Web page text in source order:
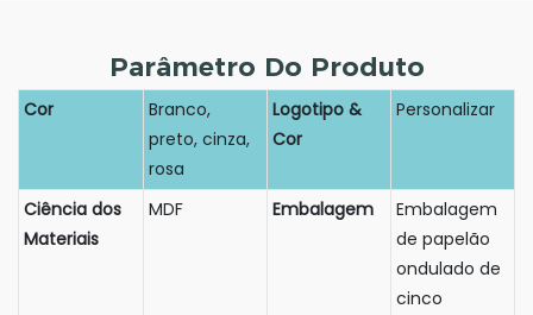
Parâmetro Do Produto
Cor
Branco,
preto, cinza,
rosa
Logotipo &
Cor
Personalizar
Ciência dos
Materiais
MDF Embalagem
Embalagem
de papelão
ondulado de
cinco